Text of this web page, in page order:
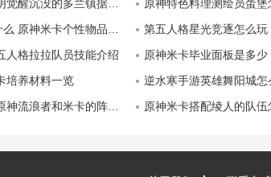
沉没的多兰镇据点攻略
原神特色料理测绘员蛋堡怎么
神米卡个性物品一览
第五人格星光竞逐怎么
人格拉拉队员技能介绍
原神米卡毕业面板是多
培养材料一览
逆水寒手游英雄舞阳城
者和米卡的阵容搭配思路
原神米卡搭配绫人的队伍怎